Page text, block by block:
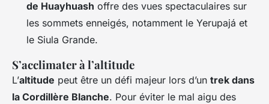
de Huayhuash offre des vues spectaculaires sur
les sommets enneigés, notamment le Yerupajá et
le Siula Grande.
S’acclimater à l’altitude
L’altitude peut être un défi majeur lors d’un trek dans
la Cordillère Blanche. Pour éviter le mal aigu des